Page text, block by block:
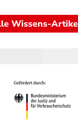
Wissens-